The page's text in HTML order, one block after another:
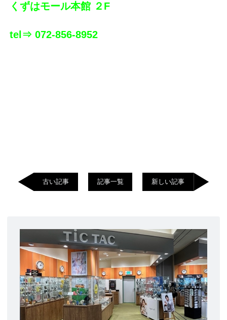
くずはモール本館 ２F
tel⇒ 072-856-8952
古い記事 記事一覧 新しい記事